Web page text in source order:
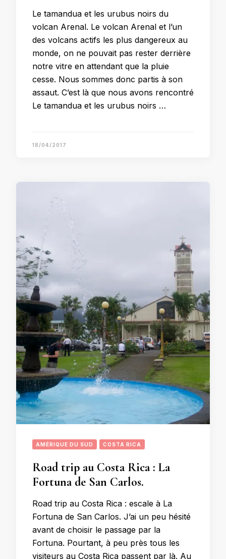
Le tamandua et les urubus noirs du
volcan Arenal. Le volcan Arenal et l’un
des volcans actifs les plus dangereux au
monde, on ne pouvait pas rester derrière
notre vitre en attendant que la pluie
cesse. Nous sommes donc partis à son
assaut. C’est là que nous avons rencontré
Le tamandua et les urubus noirs …
18/04/2017
AMÉRIQUE DU SUD COSTA RICA
Road trip au Costa Rica : La
Fortuna de San Carlos.
Road trip au Costa Rica : escale à La
Fortuna de San Carlos. J’ai un peu hésité
avant de choisir le passage par la
Fortuna. Pourtant, à peu près tous les
visiteurs au Costa Rica passent par là. Au